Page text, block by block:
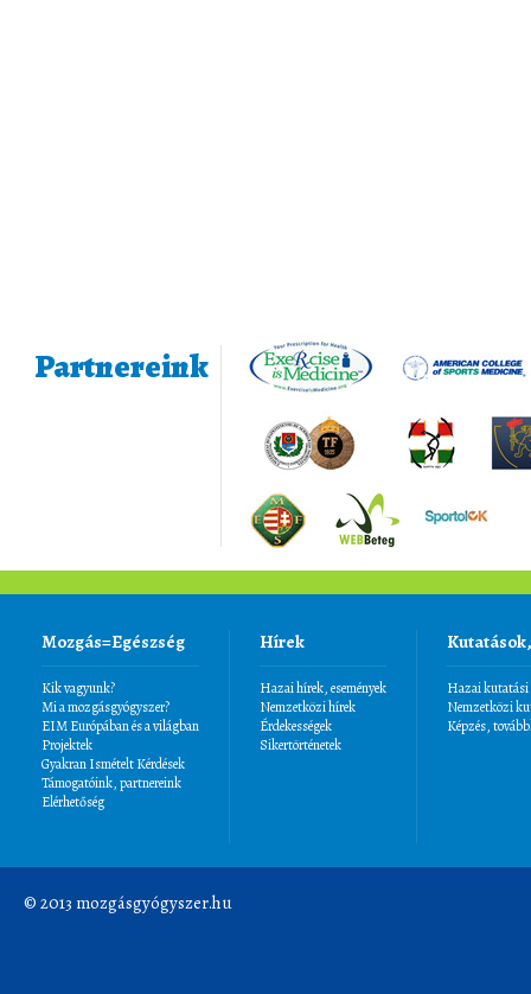
Partnereink
Mozgás=Egészség
Kik vagyunk?
Mi a mozgásgyógyszer?
EIM Európában és a világban
Projektek
Gyakran Ismételt Kérdések
Támogatóink, partnereink
Elérhetőség
Hírek
Hazai hírek, események
Nemzetközi hírek
Érdekességek
Sikertörténetek
Hazai kutatási
Nemzetközi
Képzés,
© 2013 mozgásgyógyszer.hu